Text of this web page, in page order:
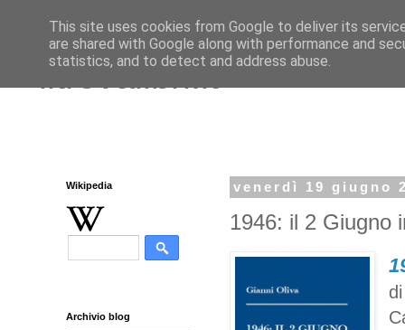
iltrovalibri.it
venerdì 19 giugno
1946: il 2 Giugno
Wikipedia
Archivio blog
This site uses cookies from Google to deliver its
are shared with Google along with performance and
statistics, and to detect and address abuse.